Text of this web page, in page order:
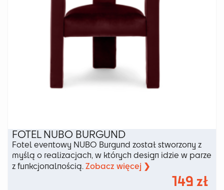
FOTEL NUBO BURGUND
Fotel eventowy NUBO Burgund został stworzony z
myślą o realizacjach, w których design idzie w parze
z funkcjonalnością. Zobacz więcej ❯
149 zł